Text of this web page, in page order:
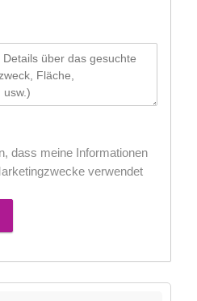
dass meine Informationen
verwendet